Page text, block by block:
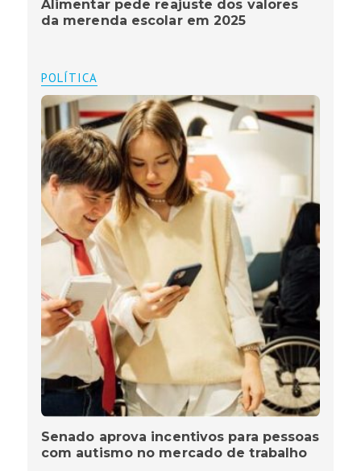
Alimentar pede reajuste dos valores
da merenda escolar em 2025
POLÍTICA
Senado aprova incentivos para pessoas
com autismo no mercado de trabalho